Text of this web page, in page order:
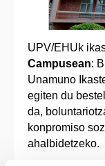
UPV/EHUk
Campusean:
Unamuno
egiten du
da,
konpromiso
ahalbidetzeko.